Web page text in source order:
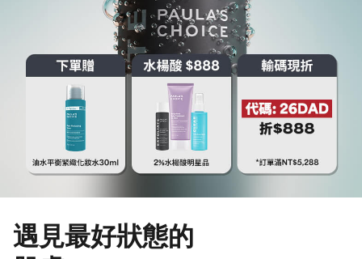
遇見最好狀態的